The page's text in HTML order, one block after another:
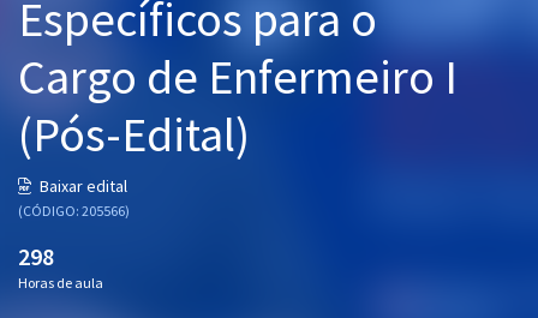
Mentorias
Questões grátis
Conteúdo gratuito
Blog
Específicos para o
Cargo de Enfermeiro I
(Pós-Edital)
Baixar edital
(CÓDIGO: 205566)
298
Horas de aula